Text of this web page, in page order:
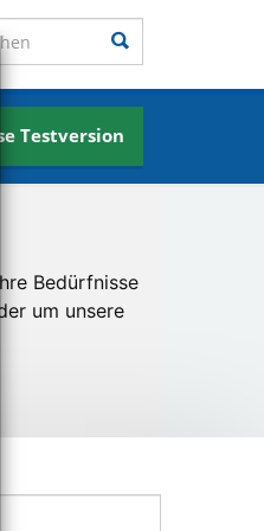
Bedürfnisse
um unsere
Testversion
Suchen